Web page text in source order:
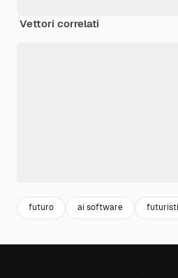
Vettori correlati
futuro ai software